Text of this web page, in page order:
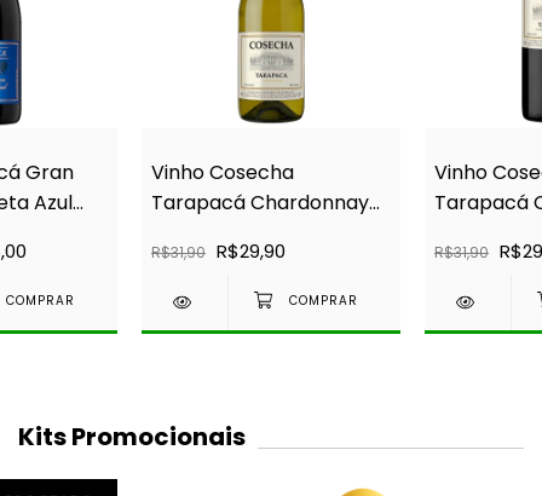
Gran
Azul
Vinho Cosecha
Tarapacá Chardonnay
R$31,90 R$29,90
Vinho
Tarapacá
R$31,90
Kits Promocionais